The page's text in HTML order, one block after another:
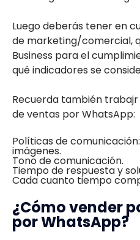
Luego deberás tener en
de marketing/comercial,
Business para el
qué indicadores se
Recuerda también
de ventas por WhatsApp:
Políticas de
imágenes.
Tono de comunicación.
Tiempo de respuesta y
Cada cuanto tiempo
¿Cómo vender
por WhatsApp?